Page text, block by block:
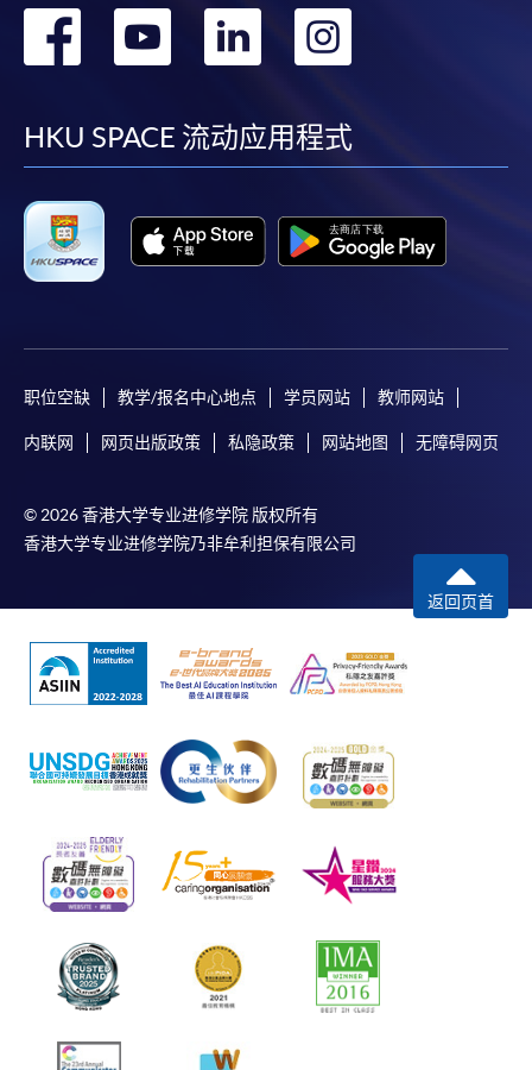
转
facebook
转
youtube
转
linkedin
HKU SPACE 流动应用程式
职位空缺 教学/报名中心地点 学员网站 教师网站
内联网 网页出版政策 私隐政策 网站地图 无障碍网页
© 2026 香港大学专业进修学院 版权所有
香港大学专业进修学院乃非牟利担保有限公司
返回页首